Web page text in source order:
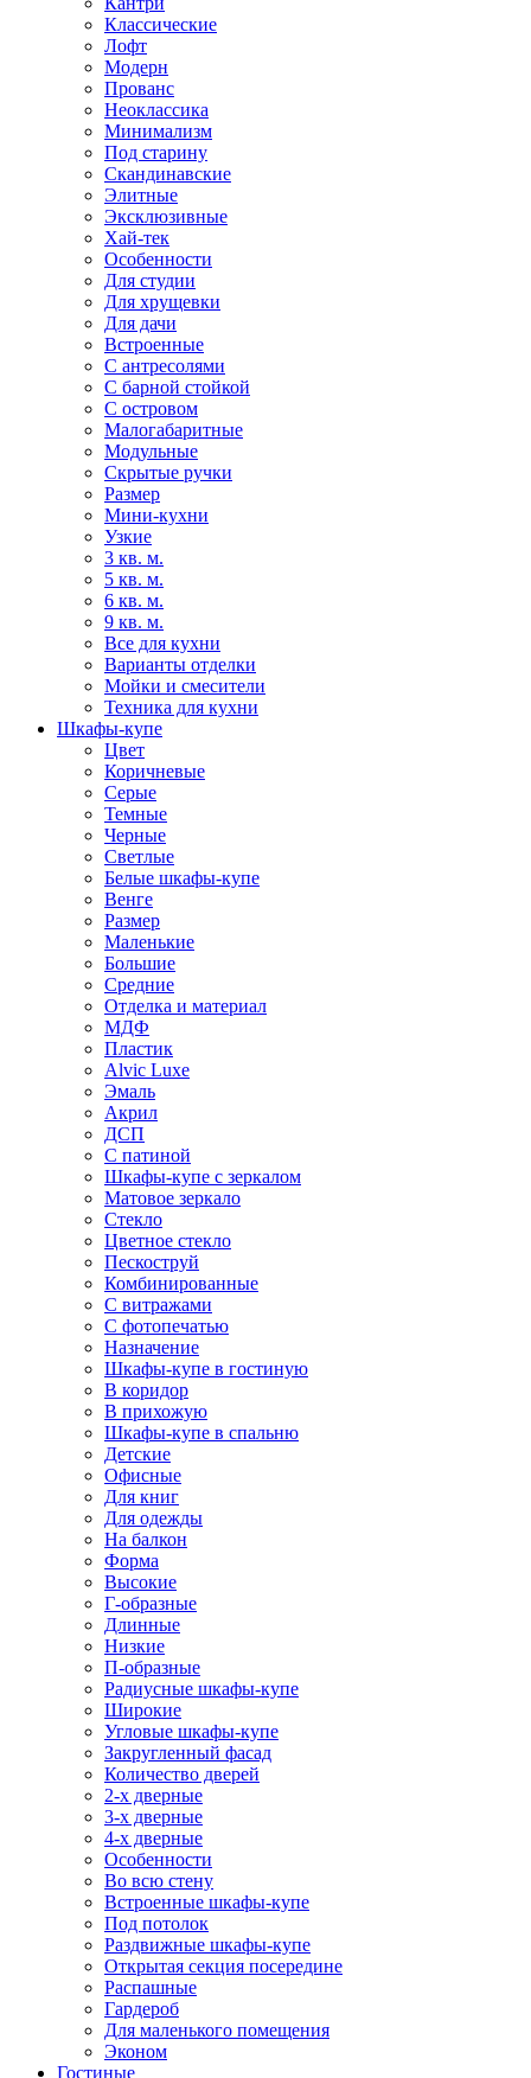
Классические
Лофт
Модерн
Прованс
Неоклассика
Минимализм
Под старину
Скандинавские
Элитные
Эксклюзивные
Хай-тек
Особенности
Для студии
Для хрущевки
Для дачи
Встроенные
С антресолями
С барной стойкой
С островом
Малогабаритные
Модульные
Скрытые ручки
Размер
Мини-кухни
Узкие
3 кв. м.
5 кв. м.
6 кв. м.
9 кв. м.
Все для кухни
Варианты отделки
Мойки и смесители
Техника для кухни
Шкафы-купе
Цвет
Коричневые
Серые
Темные
Черные
Светлые
Белые шкафы-купе
Венге
Размер
Маленькие
Большие
Средние
Отделка и материал
МДФ
Пластик
Alvic Luxe
Эмаль
Акрил
ДСП
С патиной
Шкафы-купе с зеркалом
Матовое зеркало
Стекло
Цветное стекло
Пескоструй
Комбинированные
С витражами
С фотопечатью
Назначение
Шкафы-купе в гостиную
В коридор
В прихожую
Шкафы-купе в спальню
Детские
Офисные
Для книг
Для одежды
На балкон
Форма
Высокие
Г-образные
Длинные
Низкие
П-образные
Радиусные шкафы-купе
Широкие
Угловые шкафы-купе
Закругленный фасад
Количество дверей
2-х дверные
3-х дверные
4-х дверные
Особенности
Во всю стену
Встроенные шкафы-купе
Под потолок
Раздвижные шкафы-купе
Открытая секция посередине
Распашные
Гардероб
Для маленького помещения
Эконом
Гостиные